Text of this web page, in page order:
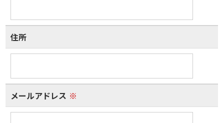
住所
メールアドレス ※